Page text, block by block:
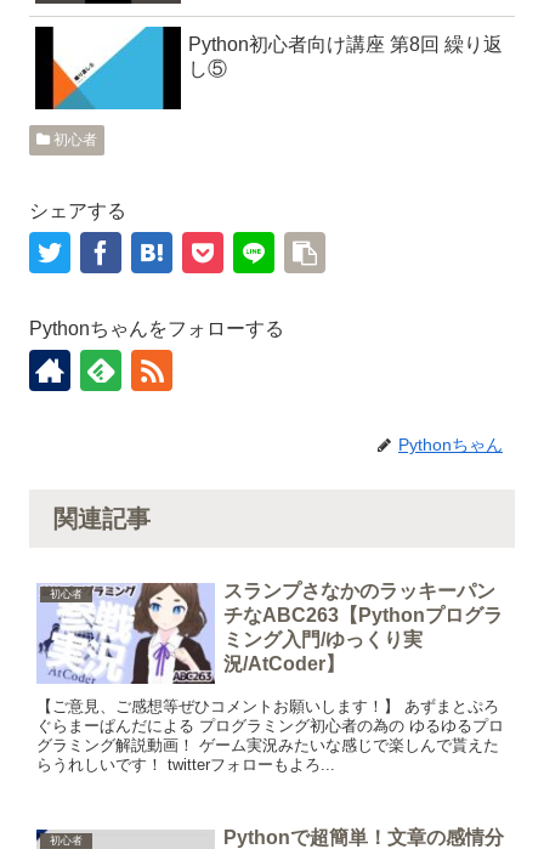
Python初心者向け講座 第8回 繰り返
し⑤
初心者
シェアする
Pythonちゃんをフォローする
Pythonちゃん
関連記事
初心者
スランプさなかのラッキーパン
チなABC263【Pythonプログラ
ミング入門/ゆっくり実
況/AtCoder】
【ご意見、ご感想等ぜひコメントお願いします！】 あずまとぷろ
ぐらまーぱんだによる プログラミング初心者の為の ゆるゆるプロ
グラミング解説動画！ ゲーム実況みたいな感じで楽しんで貰えた
らうれしいです！ twitterフォローもよろ...
初心者
Pythonで超簡単！文章の感情分